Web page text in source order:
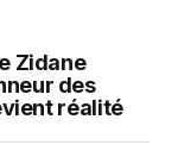
Zidane
des
réalité